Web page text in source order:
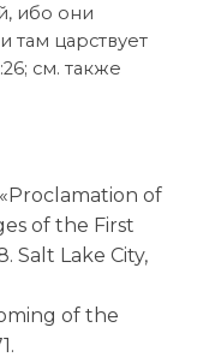
ибо они
там царствует
см. также
of
of the First
Salt Lake City,
of the